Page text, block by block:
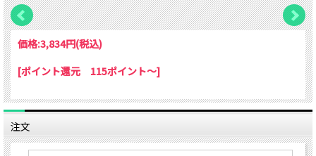
価格:3,834円(税込)
[ポイント還元 115ポイント～]
注文